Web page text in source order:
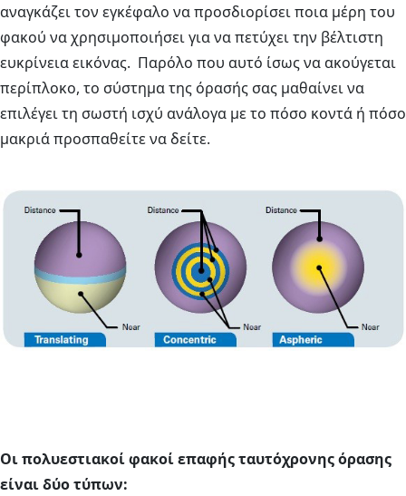
αναγκάζει τον εγκέφαλο να προσδιορίσει ποια μέρη του
φακού να χρησιμοποιήσει για να πετύχει την βέλτιστη
ευκρίνεια εικόνας. Παρόλο που αυτό ίσως να ακούγεται
περίπλοκο, το σύστημα της όρασής σας μαθαίνει να
επιλέγει τη σωστή ισχύ ανάλογα με το πόσο κοντά ή πόσο
μακριά προσπαθείτε να δείτε.
Οι πολυεστιακοί φακοί επαφής ταυτόχρονης όρασης
είναι δύο τύπων: